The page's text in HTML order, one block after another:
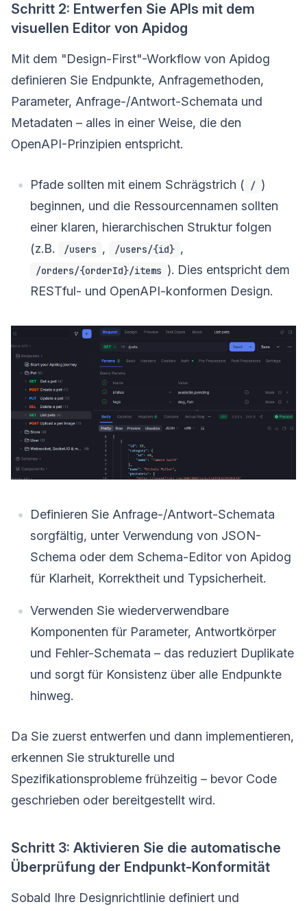
Schritt 2: Entwerfen Sie APIs mit dem
visuellen Editor von Apidog
Mit dem "Design-First"-Workflow von Apidog
definieren Sie Endpunkte, Anfragemethoden,
Parameter, Anfrage-/Antwort-Schemata und
Metadaten – alles in einer Weise, die den
OpenAPI-Prinzipien entspricht.
Pfade sollten mit einem Schrägstrich ( / )
beginnen, und die Ressourcennamen sollten
einer klaren, hierarchischen Struktur folgen
(z.B.
/users , /users/{id} ,
/orders/{orderId}/items ). Dies entspricht dem
RESTful- und OpenAPI-konformen Design.
Definieren Sie Anfrage-/Antwort-Schemata
sorgfältig, unter Verwendung von JSON-
Schema oder dem Schema-Editor von Apidog
für Klarheit, Korrektheit und Typsicherheit.
Verwenden Sie wiederverwendbare
Komponenten für Parameter, Antwortkörper
und Fehler-Schemata – das reduziert Duplikate
und sorgt für Konsistenz über alle Endpunkte
hinweg.
Da Sie zuerst entwerfen und dann implementieren,
erkennen Sie strukturelle und
Spezifikationsprobleme frühzeitig – bevor Code
geschrieben oder bereitgestellt wird.
Schritt 3: Aktivieren Sie die automatische
Überprüfung der Endpunkt-Konformität
Sobald Ihre Designrichtlinie definiert und